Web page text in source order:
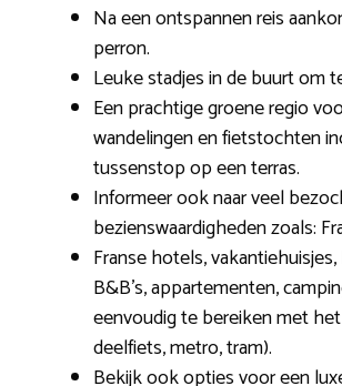
Na een ontspannen reis
perron.
Leuke stadjes in de buurt om
Een prachtige groene regio
wandelingen en fietstochten
tussenstop op een terras.
Informeer ook naar veel
bezienswaardigheden zoals:
Franse hotels,
B&B’s, appartementen,
eenvoudig te bereiken met
deelfiets, metro, tram).
Bekijk ook opties voor een